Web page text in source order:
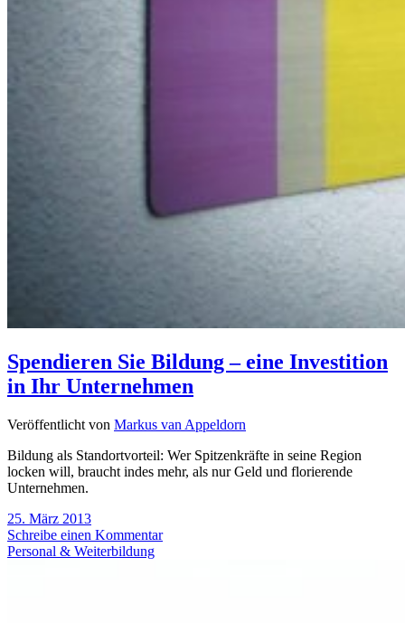
Spendieren Sie Bildung – eine Investition
in Ihr Unternehmen
Veröffentlicht von Markus van Appeldorn
Bildung als Standortvorteil: Wer Spitzenkräfte in seine Region
locken will, braucht indes mehr, als nur Geld und florierende
Unternehmen.
25. März 2013
Schreibe einen Kommentar
Personal & Weiterbildung